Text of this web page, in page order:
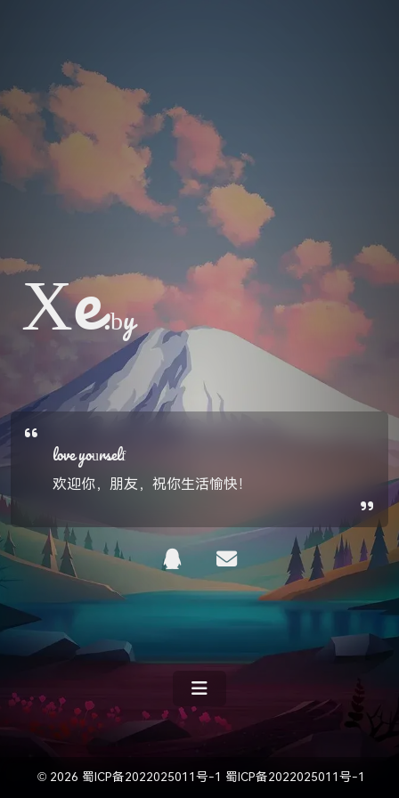
Xe.by
love yourself
欢迎你，朋友，祝你生活愉快！
© 2026 蜀ICP备2022025011号-1 蜀ICP备2022025011号-1